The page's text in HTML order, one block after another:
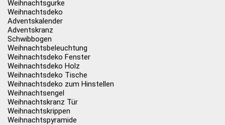
Weihnachtsgurke
Weihnachtsdeko
Adventskalender
Adventskranz
Schwibbogen
Weihnachtsbeleuchtung
Weihnachtsdeko Fenster
Weihnachtsdeko Holz
Weihnachtsdeko Tische
Weihnachtsdeko zum Hinstellen
Weihnachtsengel
Weihnachtskranz Tür
Weihnachtskrippen
Weihnachtspyramide